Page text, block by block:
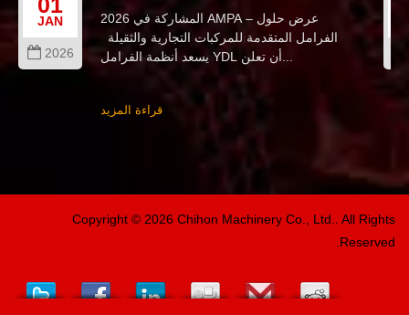
JAN
2026
المشاركة في 2026 AMPA – عرض حلول
الفرامل المتقدمة للمركبات التجارية والثقيلة
قراءة المزيد
Copyright © 2026Chihon Machinery Co., Ltd.. All Rights
Reserved.